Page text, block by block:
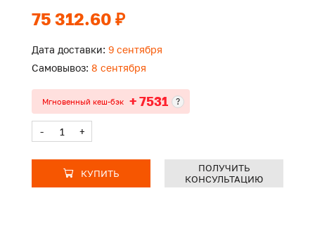
75 312.60 ₽
Дата доставки: 9 сентября
Самовывоз: 8 сентября
Мгновенный кеш-бэк + 7531 ?
- +
КУПИТЬ
ПОЛУЧИТЬ
КОНСУЛЬТАЦИЮ